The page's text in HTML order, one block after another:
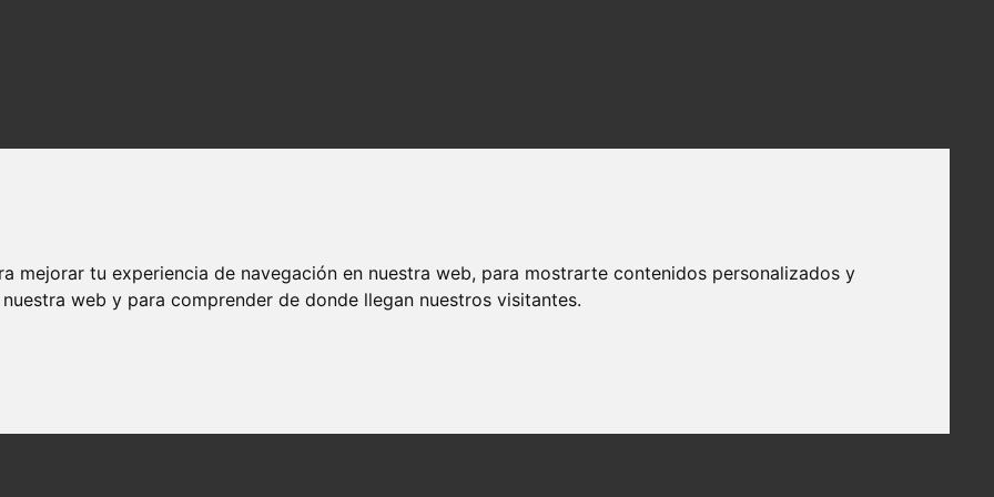
mejorar tu experiencia de navegación en nuestra web, para mostrarte contenidos personalizados y
web y para comprender de donde llegan nuestros visitantes.